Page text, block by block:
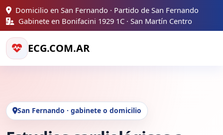
Domicilio en San Fernando · Partido de San Fernando
Gabinete en Bonifacini 1929 1C · San Martín Centro
ECG.COM.AR
San Fernando · gabinete o domicilio